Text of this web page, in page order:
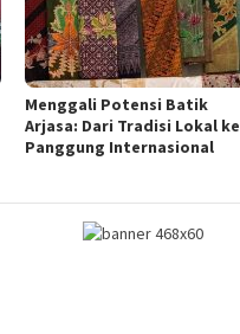
Menggali Potensi Batik
Arjasa: Dari Tradisi Lokal ke
Panggung Internasional